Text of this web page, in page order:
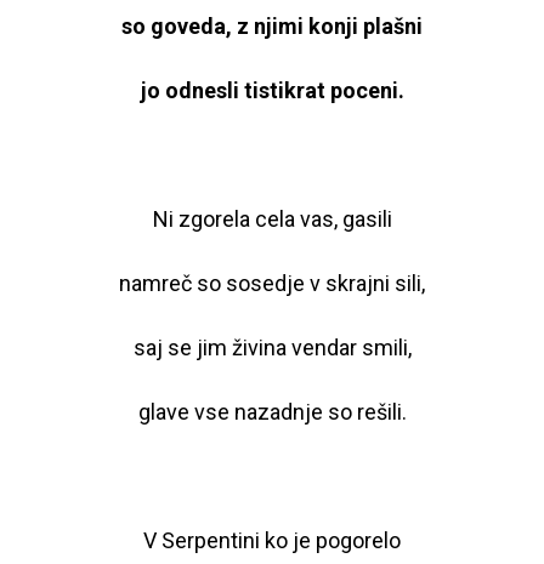
so goveda, z njimi konji plašni
jo odnesli tistikrat poceni.
Ni zgorela cela vas, gasili
namreč so sosedje v skrajni sili,
saj se jim živina vendar smili,
glave vse nazadnje so rešili.
V Serpentini ko je pogorelo